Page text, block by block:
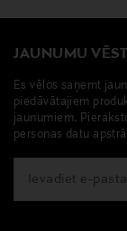
JAUNUMU
Es vēlos saņemt
piedāvātajiem
jaunumiem.
personas datu